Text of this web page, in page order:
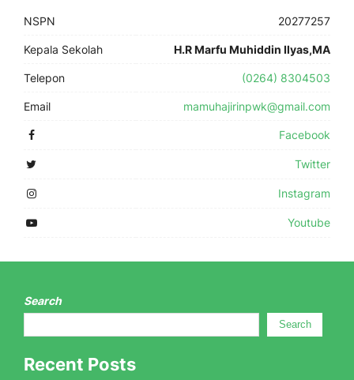
NSPN 20277257
Kepala Sekolah H.R Marfu Muhiddin Ilyas,MA
Telepon (0264) 8304503
Email mamuhajirinpwk@gmail.com
Facebook
Twitter
Instagram
Youtube
Search
Search
Recent Posts